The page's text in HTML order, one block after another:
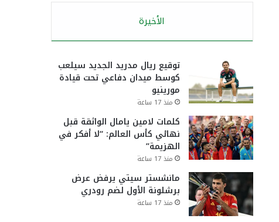
الأخيرة
توقيع ريال مدريد الجديد سيلعب
كوسط ميدان دفاعي تحت قيادة
مورينيو
منذ 17 ساعة
كلمات لامين يامال الواثقة قبل
نهائي كأس العالم: “لا أفكر في
الهزيمة”
منذ 17 ساعة
مانشستر سيتي يرفض عرض
برشلونة الأول لضم رودري
منذ 17 ساعة